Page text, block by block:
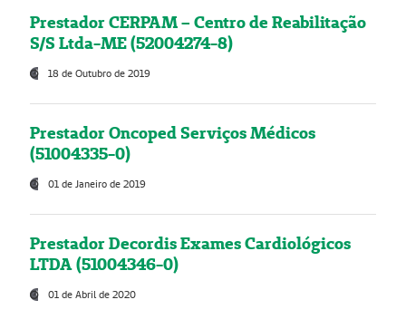
Prestador CERPAM – Centro de Reabilitação
S/S Ltda-ME (52004274-8)
18 de Outubro de 2019
Prestador Oncoped Serviços Médicos
(51004335-0)
01 de Janeiro de 2019
Prestador Decordis Exames Cardiológicos
LTDA (51004346-0)
01 de Abril de 2020